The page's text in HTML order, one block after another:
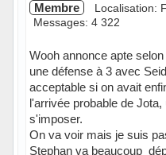
Membre Localisation:
Messages: 4 322
Wooh annonce apte
une défense à 3 avec
acceptable si on avait
l'arrivée probable de
s'imposer.
On va voir mais je suis
Stephan va beaucoup